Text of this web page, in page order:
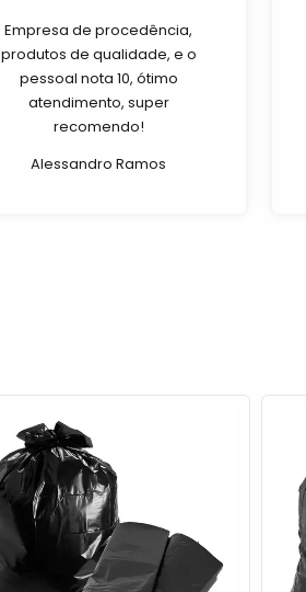
Empresa de procedência,
produtos de qualidade, e o
pessoal nota 10, ótimo
atendimento, super
recomendo!
Alessandro Ramos